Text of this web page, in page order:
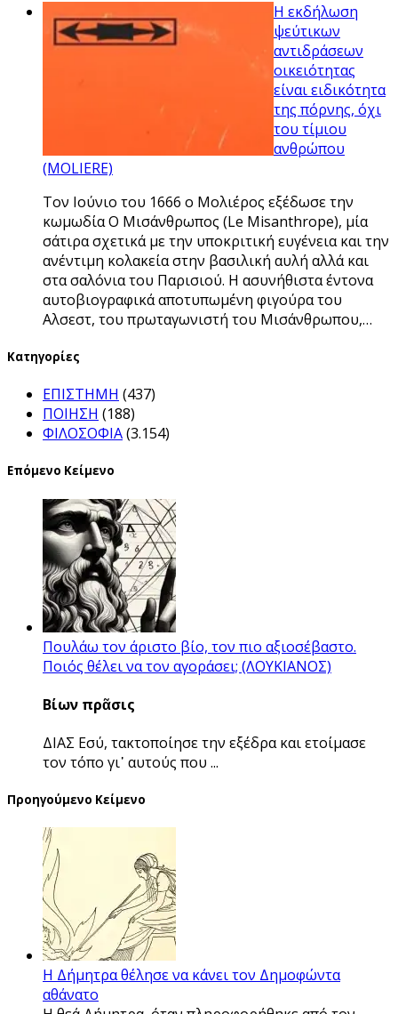
Η εκδήλωση
ψεύτικων
αντιδράσεων
οικειότητας
είναι ειδικότητα
της πόρνης, όχι
του τίμιου
ανθρώπου
(MOLIERE)
Τον Ιούνιο του 1666 ο Μολιέρος εξέδωσε την
κωμωδία Ο Μισάνθρωπος (Le Misanthrope), μία
σάτιρα σχετικά με την υποκριτική ευγένεια και την
ανέντιμη κολακεία στην βασιλική αυλή αλλά και
στα σαλόνια του Παρισιού. Η ασυνήθιστα έντονα
αυτοβιογραφικά αποτυπωμένη φιγούρα του
Αλσεστ, του πρωταγωνιστή του Μισάνθρωπου,…
Kατηγορίες
ΕΠΙΣΤΗΜΗ (437)
ΠΟΙΗΣΗ (188)
ΦΙΛΟΣΟΦΙΑ(3.154)
Επόμενο Κείμενο
Πουλάω τον άριστο βίο, τον πιο αξιοσέβαστο.
Ποιός θέλει να τον αγοράσει; (ΛΟΥΚΙΑΝΟΣ)
Βίων πρᾶσις
ΔΙΑΣ Εσύ, τακτοποίησε την εξέδρα και ετοίμασε
τον τόπο γι᾽ αυτούς που ...
Προηγούμενο Κείμενο
Η Δήμητρα θέλησε να κάνει τον Δημοφώντα
αθάνατο